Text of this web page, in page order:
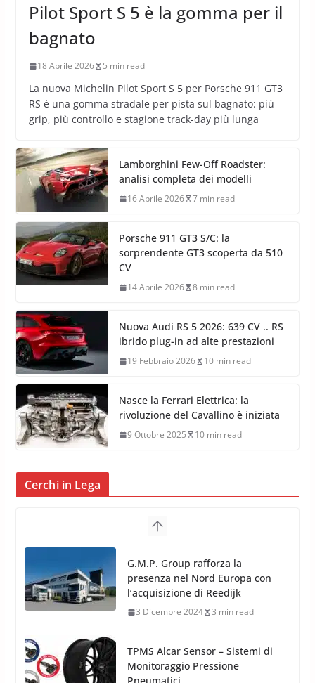
Pilot Sport S 5 è la gomma per il
bagnato
18 Aprile 2026 5 min read
La nuova Michelin Pilot Sport S 5 per Porsche 911 GT3
RS è una gomma stradale per pista sul bagnato: più
grip, più controllo e stagione track-day più lunga
Lamborghini Few-Off Roadster:
analisi completa dei modelli
16 Aprile 2026 7 min read
Porsche 911 GT3 S/C: la
sorprendente GT3 scoperta da 510
CV
14 Aprile 2026 8 min read
Nuova Audi RS 5 2026: 639 CV .. RS
ibrido plug-in ad alte prestazioni
19 Febbraio 2026 10 min read
Nasce la Ferrari Elettrica: la
rivoluzione del Cavallino è iniziata
9 Ottobre 2025 10 min read
Cerchi in Lega
TPMS Alcar Sensor – Sistemi di
Monitoraggio Pressione
Pneumatici
4 Aprile 2022 3 min read
Cerchi in Lega Mercedes: Novità
MAK 2019 – 2020